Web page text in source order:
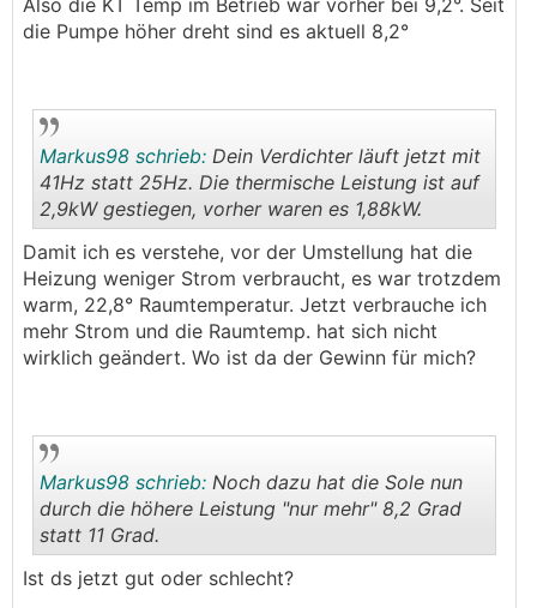
Also die KT Temp im Betrieb war vorher bei 9,2°. Seit
die Pumpe höher dreht sind es aktuell 8,2°
..
Markus98 schrieb: Dein Verdichter läuft jetzt mit
41Hz statt 25Hz. Die thermische Leistung ist auf
2,9kW gestiegen, vorher waren es 1,88kW.
Damit ich es verstehe, vor der Umstellung hat die
Heizung weniger Strom verbraucht, es war trotzdem
warm, 22,8° Raumtemperatur. Jetzt verbrauche ich
mehr Strom und die Raumtemp. hat sich nicht
wirklich geändert. Wo ist da der Gewinn für mich?
..
Markus98 schrieb: Noch dazu hat die Sole nun
durch die höhere Leistung "nur mehr" 8,2 Grad
statt 11 Grad.
Ist ds jetzt gut oder schlecht?